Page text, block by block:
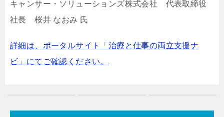
キャンサー・ソリューションズ株式会社 代表取締役
社長 桜井 なおみ 氏
詳細は、ポータルサイト「治療と仕事の両立支援ナ
ビ」にてご確認ください。